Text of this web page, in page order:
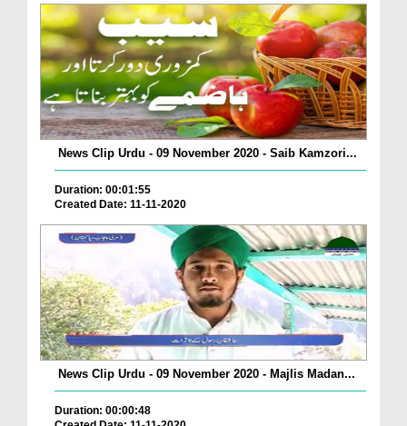
News Clip Urdu - 09 November 2020 - Saib Kamzori...
Duration: 00:01:55
Created Date: 11-11-2020
News Clip Urdu - 09 November 2020 - Majlis Madan...
Duration: 00:00:48